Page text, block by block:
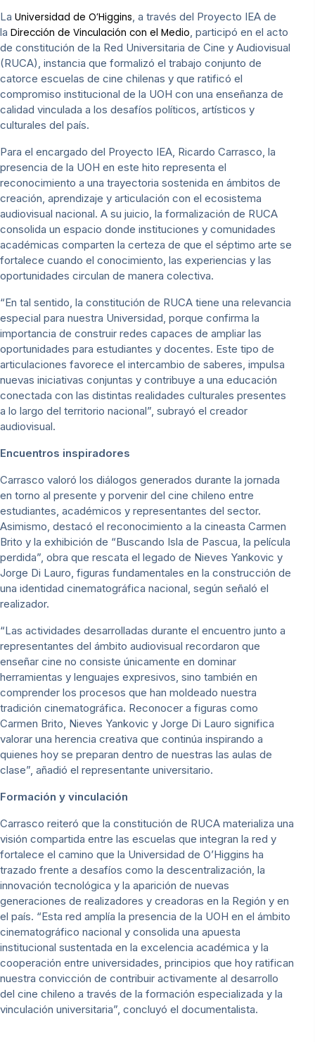
La Universidad de O’Higgins, a través del Proyecto IEA de
la Dirección de Vinculación con el Medio, participó en el acto
de constitución de la Red Universitaria de Cine y Audiovisual
(RUCA), instancia que formalizó el trabajo conjunto de
catorce escuelas de cine chilenas y que ratificó el
compromiso institucional de la UOH con una enseñanza de
calidad vinculada a los desafíos políticos, artísticos y
culturales del país.
Para el encargado del Proyecto IEA, Ricardo Carrasco, la
presencia de la UOH en este hito representa el
reconocimiento a una trayectoria sostenida en ámbitos de
creación, aprendizaje y articulación con el ecosistema
audiovisual nacional. A su juicio, la formalización de RUCA
consolida un espacio donde instituciones y comunidades
académicas comparten la certeza de que el séptimo arte se
fortalece cuando el conocimiento, las experiencias y las
oportunidades circulan de manera colectiva.
“En tal sentido, la constitución de RUCA tiene una relevancia
especial para nuestra Universidad, porque confirma la
importancia de construir redes capaces de ampliar las
oportunidades para estudiantes y docentes. Este tipo de
articulaciones favorece el intercambio de saberes, impulsa
nuevas iniciativas conjuntas y contribuye a una educación
conectada con las distintas realidades culturales presentes
a lo largo del territorio nacional”, subrayó el creador
audiovisual.
Encuentros inspiradores
Carrasco valoró los diálogos generados durante la jornada
en torno al presente y porvenir del cine chileno entre
estudiantes, académicos y representantes del sector.
Asimismo, destacó el reconocimiento a la cineasta Carmen
Brito y la exhibición de “Buscando Isla de Pascua, la película
perdida”, obra que rescata el legado de Nieves Yankovic y
Jorge Di Lauro, figuras fundamentales en la construcción de
una identidad cinematográfica nacional, según señaló el
realizador.
“Las actividades desarrolladas durante el encuentro junto a
representantes del ámbito audiovisual recordaron que
enseñar cine no consiste únicamente en dominar
herramientas y lenguajes expresivos, sino también en
comprender los procesos que han moldeado nuestra
tradición cinematográfica. Reconocer a figuras como
Carmen Brito, Nieves Yankovic y Jorge Di Lauro significa
valorar una herencia creativa que continúa inspirando a
quienes hoy se preparan dentro de nuestras las aulas de
clase”, añadió el representante universitario.
Formación y vinculación
Carrasco reiteró que la constitución de RUCA materializa una
visión compartida entre las escuelas que integran la red y
fortalece el camino que la Universidad de O’Higgins ha
trazado frente a desafíos como la descentralización, la
innovación tecnológica y la aparición de nuevas
generaciones de realizadores y creadoras en la Región y en
el país. “Esta red amplía la presencia de la UOH en el ámbito
cinematográfico nacional y consolida una apuesta
institucional sustentada en la excelencia académica y la
cooperación entre universidades, principios que hoy ratifican
nuestra convicción de contribuir activamente al desarrollo
del cine chileno a través de la formación especializada y la
vinculación universitaria”, concluyó el documentalista.